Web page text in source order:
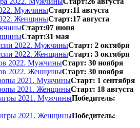
МужчиныСтарт:11 августа
ЖенщиныСтарт:17 августа
Старт:07 июня
Старт:31 мая
2022. МужчиныСтарт: 2 октября
2022. ЖенщиныСтарт: 3 октября
2022. МужчиныСтарт: 30 ноября
2022. ЖенщиныСтарт: 30 ноября
2021. МужчиныСтарт: 1 сентября
2021. ЖенщиныСтарт: 18 августа
2021. МужчиныПобедитель:
2021. ЖенщиныПобедитель: